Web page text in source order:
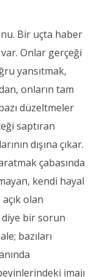
Bir uçta haber
Onlar gerçeği
yansıtmak,
onların tam
düzeltmeler
saptıran
dışına çıkar.
çabasında
kendi hayal
olan
bir sorun
bazıları
imajı